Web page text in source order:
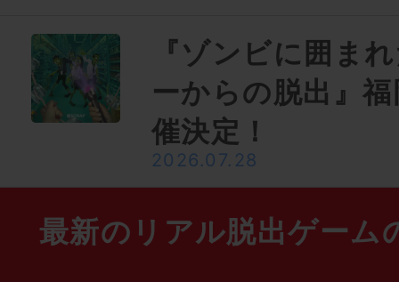
『ゾンビに囲ま
ーからの脱出』
催決定！
2026.07.28
最新のリアル脱出ゲーム